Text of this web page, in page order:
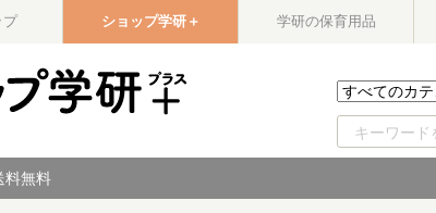
プ ショップ学研＋ 学研の保育用品
料無料